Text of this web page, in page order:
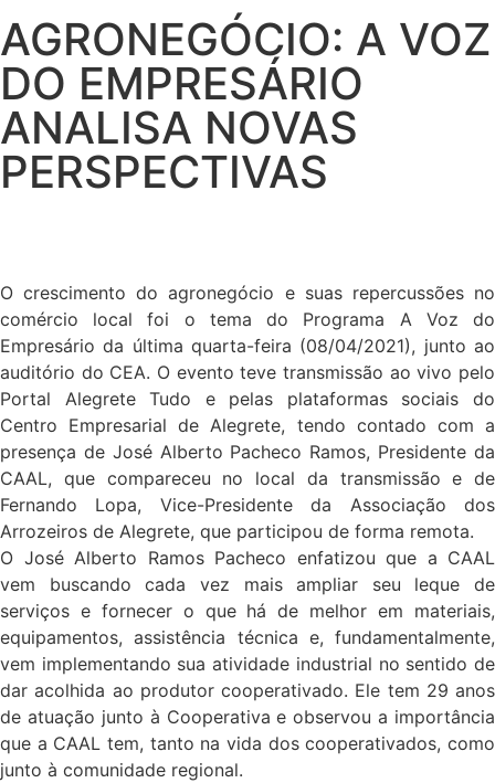
AGRONEGÓCIO: A VOZ
DO EMPRESÁRIO
ANALISA NOVAS
PERSPECTIVAS
O crescimento do agronegócio e suas repercussões no
comércio local foi o tema do Programa A Voz do
Empresário da última quarta-feira (08/04/2021), junto ao
auditório do CEA. O evento teve transmissão ao vivo pelo
Portal Alegrete Tudo e pelas plataformas sociais do
Centro Empresarial de Alegrete, tendo contado com a
presença de José Alberto Pacheco Ramos, Presidente da
CAAL, que compareceu no local da transmissão e de
Fernando Lopa, Vice-Presidente da Associação dos
Arrozeiros de Alegrete, que participou de forma remota.
O José Alberto Ramos Pacheco enfatizou que a CAAL
vem buscando cada vez mais ampliar seu leque de
serviços e fornecer o que há de melhor em materiais,
equipamentos, assistência técnica e, fundamentalmente,
vem implementando sua atividade industrial no sentido de
dar acolhida ao produtor cooperativado. Ele tem 29 anos
de atuação junto à Cooperativa e observou a importância
que a CAAL tem, tanto na vida dos cooperativados, como
junto à comunidade regional.